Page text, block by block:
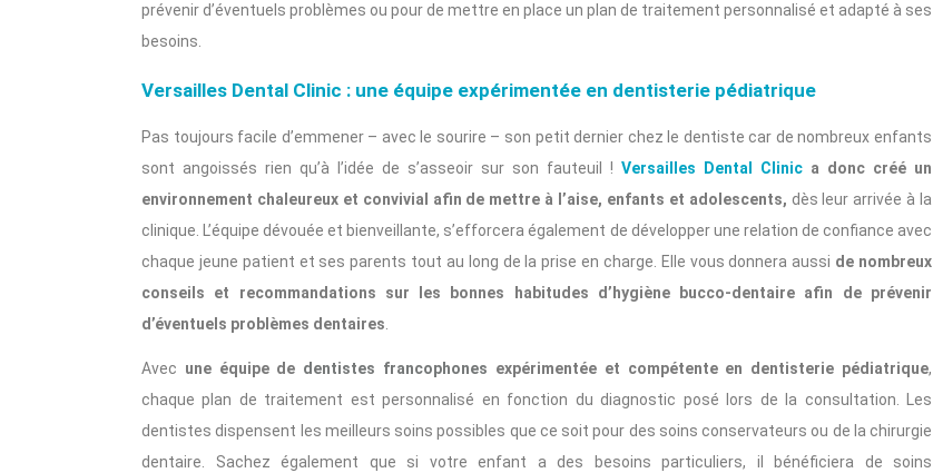
prévenir d’éventuels problèmes ou pour de mettre en place un plan de traitement personnalisé et adapté à ses
besoins.
Versailles Dental Clinic : une équipe expérimentée en dentisterie pédiatrique
Pas toujours facile d’emmener – avec le sourire – son petit dernier chez le dentiste car de nombreux enfants
sont angoissés rien qu’à l’idée de s’asseoir sur son fauteuil ! Versailles Dental Clinic a donc créé un
environnement chaleureux et convivial afin de mettre à l’aise, enfants et adolescents, dès leur arrivée à la
clinique. L’équipe dévouée et bienveillante, s’efforcera également de développer une relation de confiance avec
chaque jeune patient et ses parents tout au long de la prise en charge. Elle vous donnera aussi de nombreux
conseils et recommandations sur les bonnes habitudes d’hygiène bucco-dentaire afin de prévenir
d’éventuels problèmes dentaires.
Avec une équipe de dentistes francophones expérimentée et compétente en dentisterie pédiatrique,
chaque plan de traitement est personnalisé en fonction du diagnostic posé lors de la consultation. Les
dentistes dispensent les meilleurs soins possibles que ce soit pour des soins conservateurs ou de la chirurgie
dentaire. Sachez également que si votre enfant a des besoins particuliers, il bénéficiera de soins